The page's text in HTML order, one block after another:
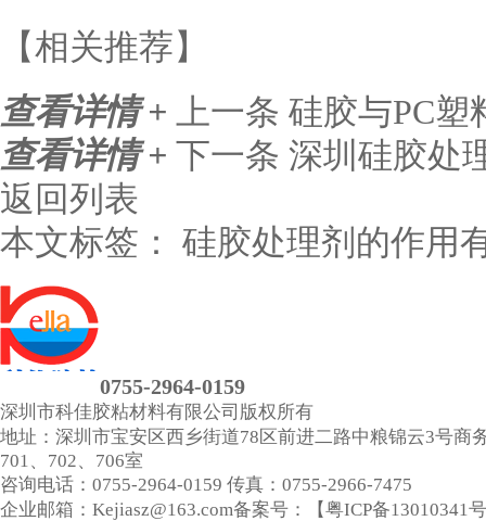
【相关推荐】
查看详情 +
上一条 硅胶与PC塑
查看详情 + 下一条 深圳硅胶处
返回列表
本文标签： 硅胶处理剂的作用
0755-2964-0159
深圳市科佳胶粘材料有限公司 版权所有
地址：深圳市宝安区西乡街道78区前进二路中粮锦云3号商
701、702、706室
咨询电话：0755-2964-0159 传真：0755-2966-7475
企业邮箱：Kejiasz@163.com备案号：【粤ICP备13010341号